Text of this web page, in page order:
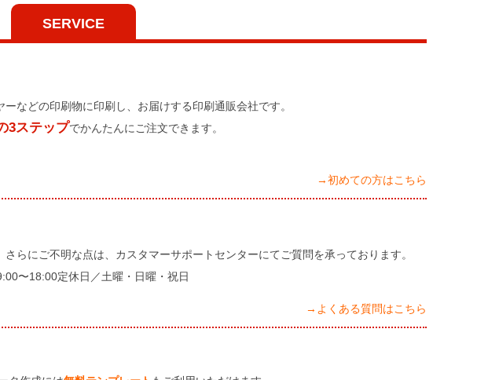
SERVICE
などの印刷物に印刷し、お届けする印刷通販会社です。
3ステップでかんたんにご注文できます。
→初めての方はこちら
らにご不明な点は、カスタマーサポートセンターにてご質問を承っております。
〜18:00定休日／土曜・日曜・祝日
→よくある質問はこちら